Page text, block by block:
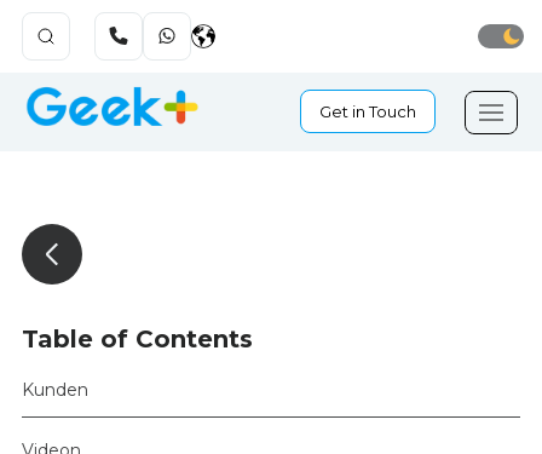
Get in Touch
Table of Contents
Kunden